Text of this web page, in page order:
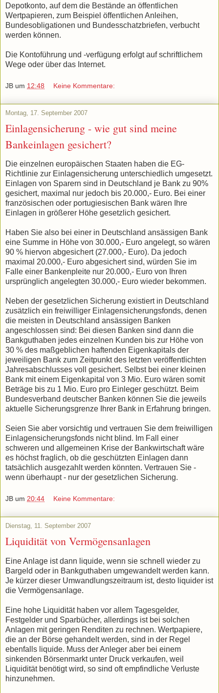
Depotkonto, auf dem die Bestände an öffentlichen
Wertpapieren, zum Beispiel öffentlichen Anleihen,
Bundesobligationen und Bundesschatzbriefen, verbucht
werden können.
Die Kontoführung und -verfügung erfolgt auf schriftlichem
Wege oder über das Internet.
JB um 12:48 Keine Kommentare:
Montag, 17. September 2007
Einlagensicherung - wie gut sind meine
Bankeinlagen gesichert?
Die einzelnen europäischen Staaten haben die EG-
Richtlinie zur Einlagensicherung unterschiedlich umgesetzt.
Einlagen von Sparern sind in Deutsch­land je Bank zu 90%
gesichert, maximal nur jedoch bis 20.000,- Euro. Bei einer
französischen oder portu­giesischen Bank wären Ihre
Einlagen in größerer Höhe gesetzlich ge­sichert.
Haben Sie also bei einer in Deutschland ansässigen Bank
eine Summe in Höhe von 30.000,- Euro angelegt, so wären
90 % hiervon abgesichert (27.000,- Euro). Da jedoch
maximal 20.000,- Euro abgesichert sind, würden Sie im
Falle einer Ban­ken­pleite nur 20.000,- Euro von Ihren
ursprünglich angeleg­ten 30.000,- Euro wieder bekommen.
Neben der gesetzlichen Sicherung existiert in Deutschland
zusätzlich ein freiwilliger Einlagensicherungs­fonds, denen
die meisten in Deutschland ansässigen Banken
angeschlossen sind: Bei diesen Banken sind dann die
Bank­gut­haben jedes einzelnen Kunden bis zur Höhe von
30 % des maß­geblichen haftenden Eigenkapitals der
jeweiligen Bank zum Zeitpunkt des letzten veröffentlichten
Jahresabschlusses voll gesichert. Selbst bei einer kleinen
Bank mit einem Eigen­kapital von 3 Mio. Euro wären somit
Beträge bis zu 1 Mio. Euro pro Einleger geschützt. Beim
Bundesver­band deutscher Ban­ken können Sie die jeweils
aktuelle Sicherungsgrenze Ihrer Bank in Erfahrung bringen.
Seien Sie aber vorsichtig und vertrauen Sie dem freiwilligen
Einlagensicherungsfonds nicht blind. Im Fall einer
schweren und allgemeinen Krise der Bankwirtschaft wäre
es höchst fraglich, ob die geschützten Einlagen dann
tatsächlich ausgezahlt werden könnten. Vertrauen Sie -
wenn überhaupt - nur der gesetzlichen Sicherung.
JB um 20:44 Keine Kommentare:
Dienstag, 11. September 2007
Liquidität von Vermögensanlagen
Eine Anlage ist dann liquide, wenn sie schnell wieder zu
Bargeld oder in Bankguthaben umgewandelt werden kann.
Je kürzer dieser Umwandlungszeitraum ist, desto liquider ist
die Vermögensanlage.
Eine hohe Liquidität haben vor allem Tagesgelder,
Festgelder und Sparbücher, allerdings ist bei solchen
Anlagen mit geringen Renditen zu rechnen. Wertpapiere,
die an der Börse gehandelt werden, sind in der Regel
ebenfalls liquide. Muss der Anleger aber bei einem
sinkenden Börsenmarkt unter Druck verkaufen, weil
Liquidität benötigt wird, so sind oft empfindliche Verluste
hinzunehmen.